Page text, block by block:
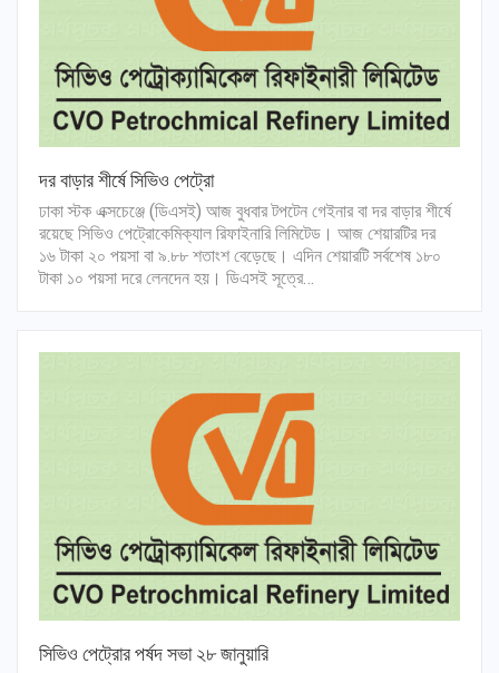
দর বাড়ার শীর্ষে সিভিও পেট্রো
ঢাকা স্টক এক্সচেঞ্জে (ডিএসই) আজ বুধবার টপটেন গেইনার বা দর বাড়ার শীর্ষে
রয়েছে সিভিও পেট্রোকেমিক্যাল রিফাইনারি লিমিটেড। আজ শেয়ারটির দর
১৬ টাকা ২০ পয়সা বা ৯.৮৮ শতাংশ বেড়েছে। এদিন শেয়ারটি সর্বশেষ ১৮০
টাকা ১০ পয়সা দরে লেনদেন হয়। ডিএসই সূত্রে…
সিভিও পেট্রোর পর্ষদ সভা ২৮ জানুয়ারি